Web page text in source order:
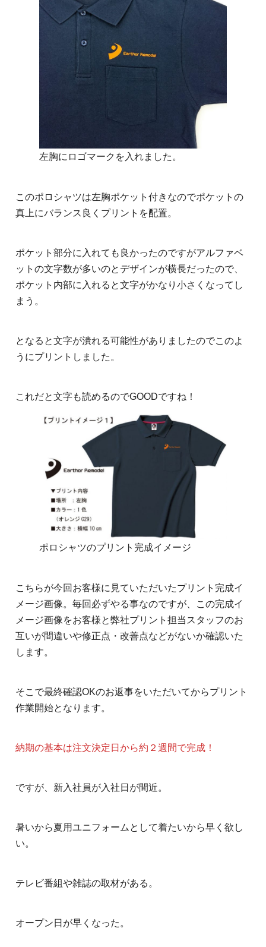
左胸にロゴマークを入れました。
このポロシャツは左胸ポケット付きなのでポケットの
真上にバランス良くプリントを配置。
ポケット部分に入れても良かったのですがアルファベ
ットの文字数が多いのとデザインが横長だったので、
ポケット内部に入れると文字がかなり小さくなってし
まう。
となると文字が潰れる可能性がありましたのでこのよ
うにプリントしました。
これだと文字も読めるのでGOODですね！
ポロシャツのプリント完成イメージ
こちらが今回お客様に見ていただいたプリント完成イ
メージ画像。毎回必ずやる事なのですが、この完成イ
メージ画像をお客様と弊社プリント担当スタッフのお
互いが間違いや修正点・改善点などがないか確認いた
します。
そこで最終確認OKのお返事をいただいてからプリント
作業開始となります。
納期の基本は注文決定日から約２週間で完成！
ですが、新入社員が入社日が間近。
暑いから夏用ユニフォームとして着たいから早く欲し
い。
テレビ番組や雑誌の取材がある。
オープン日が早くなった。